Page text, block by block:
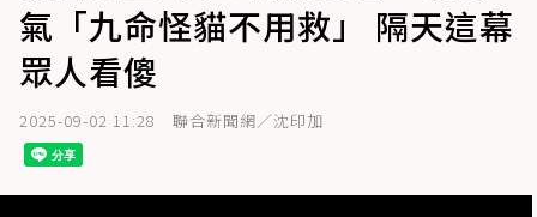
氣「九命怪貓不用救」 隔天這幕
眾人看傻
2025-09-02 11:28 聯合新聞網／沈印加